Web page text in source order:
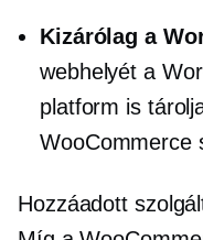
Kizárólag a
webhelyét a
platform is
WooCommerce
Hozzáadott